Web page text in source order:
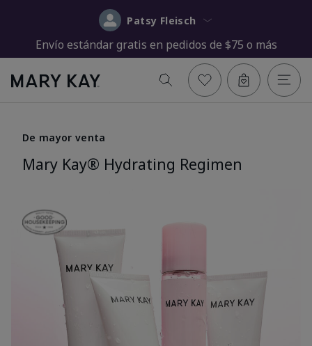
Patsy Fleisch
Envío estándar gratis en pedidos de $75 o más
De mayor venta
Mary Kay® Hydrating Regimen